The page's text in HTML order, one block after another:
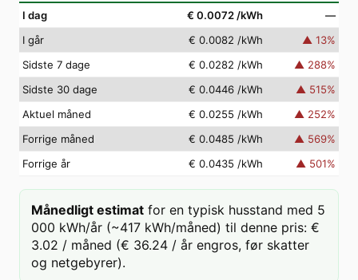
I dag € 0.0072 /kWh
—
I går
€ 0.0082 /kWh ▲ 13%
Sidste 7 dage
€ 0.0282 /kWh ▲ 288%
Sidste 30 dage
€ 0.0446 /kWh ▲ 515%
Aktuel måned
€ 0.0255 /kWh ▲ 252%
Forrige måned
€ 0.0485 /kWh ▲ 569%
Forrige år
€ 0.0435 /kWh ▲ 501%
Månedligt estimat for en typisk husstand med 5
000 kWh/år (~417 kWh/måned) til denne pris: €
3.02 / måned (€ 36.24 / år engros, før skatter
og netgebyrer).